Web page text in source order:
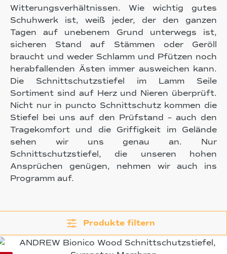
Witterungsverhältnissen. Wie wichtig gutes
Schuhwerk ist, weiß jeder, der den ganzen
Tagen auf unebenem Grund unterwegs ist,
sicheren Stand auf Stämmen oder Geröll
braucht und weder Schlamm und Pfützen noch
herabfallenden Ästen immer ausweichen kann.
Die Schnittschutzstiefel im Lamm Seile
Sortiment sind auf Herz und Nieren überprüft.
Nicht nur in puncto Schnittschutz kommen die
Stiefel bei uns auf den Prüfstand – auch den
Tragekomfort und die Griffigkeit im Gelände
sehen wir uns genau an. Nur
Schnittschutzstiefel, die unseren hohen
Ansprüchen genügen, nehmen wir auch ins
Programm auf.
Produkte filtern